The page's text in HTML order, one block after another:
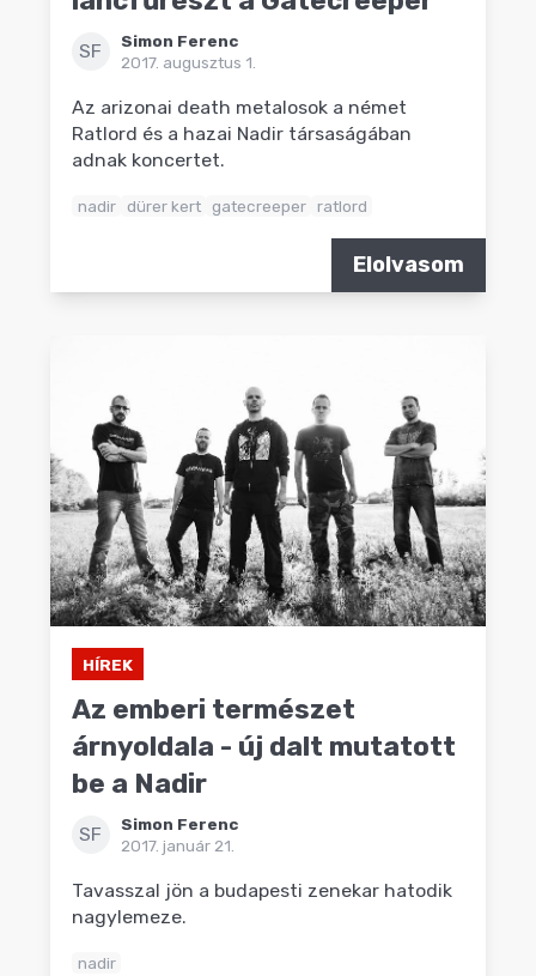
SF
Simon Ferenc
2017. augusztus 1.
Az arizonai death metalosok a német
Ratlord és a hazai Nadir társaságában
adnak koncertet.
nadir dürer kert gatecreeper ratlord
Elolvasom
HÍREK
Az emberi természet
árnyoldala - új dalt mutatott
be a Nadir
SF
Simon Ferenc
2017. január 21.
Tavasszal jön a budapesti zenekar hatodik
nagylemeze.
nadir